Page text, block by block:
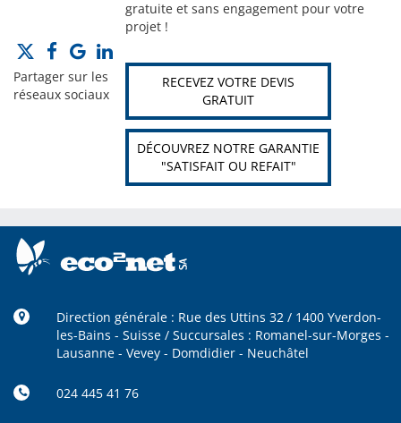
Partager sur les
réseaux sociaux
gratuite et sans engagement pour votre
projet !
RECEVEZ VOTRE DEVIS
GRATUIT
DÉCOUVREZ NOTRE GARANTIE
"SATISFAIT OU REFAIT"
Direction générale : Rue des Uttins 32 / 1400 Yverdon-
les-Bains - Suisse / Succursales : Romanel-sur-Morges -
Lausanne - Vevey - Domdidier - Neuchâtel
024 445 41 76